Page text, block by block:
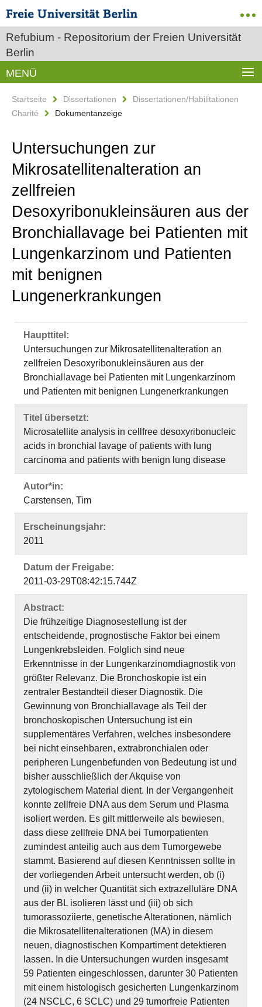
Refubium - Repositorium der Freien Universität
Berlin
MENÜ
Startseite Dissertationen
Dissertationen/Habilitationen
Charité
Dokumentanzeige
Untersuchungen zur
Mikrosatellitenalteration an
zellfreien
Desoxyribonukleinsäuren aus der
Bronchiallavage bei Patienten mit
Lungenkarzinom und Patienten
mit benignen
Lungenerkrankungen
Haupttitel:
Untersuchungen zur Mikrosatellitenalteration an
zellfreien Desoxyribonukleinsäuren aus der
Bronchiallavage bei Patienten mit Lungenkarzinom
und Patienten mit benignen Lungenerkrankungen
Titel übersetzt:
Microsatellite analysis in cellfree desoxyribonucleic
acids in bronchial lavage of patients with lung
carcinoma and patients with benign lung disease
Autor*in:
Carstensen, Tim
Erscheinungsjahr:
2011
Datum der Freigabe:
2011-03-29T08:42:15.744Z
Abstract:
Die frühzeitige Diagnosestellung ist der
entscheidende, prognostische Faktor bei einem
Lungenkrebsleiden. Folglich sind neue
Erkenntnisse in der Lungenkarzinomdiagnostik von
größter Relevanz. Die Bronchoskopie ist ein
zentraler Bestandteil dieser Diagnostik. Die
Gewinnung von Bronchiallavage als Teil der
bronchoskopischen Untersuchung ist ein
supplementäres Verfahren, welches insbesondere
bei nicht einsehbaren, extrabronchialen oder
peripheren Lungenbefunden von Bedeutung ist und
bisher ausschließlich der Akquise von
zytologischem Material dient. In der Vergangenheit
konnte zellfreie DNA aus dem Serum und Plasma
isoliert werden. Es gilt mittlerweile als bewiesen,
dass diese zellfreie DNA bei Tumorpatienten
zumindest anteilig auch aus dem Tumorgewebe
stammt. Basierend auf diesen Kenntnissen sollte in
der vorliegenden Arbeit untersucht werden, ob (i)
und (ii) in welcher Quantität sich extrazelluläre DNA
aus der BL isolieren lässt und (iii) ob sich
tumorassoziierte, genetische Alterationen, nämlich
die Mikrosatellitenalterationen (MA) in diesem
neuen, diagnostischen Kompartiment detektieren
lassen. In die Untersuchungen wurden insgesamt
59 Patienten eingeschlossen, darunter 30 Patienten
mit einem histologisch gesicherten Lungenkarzinom
(24 NSCLC, 6 SCLC) und 29 tumorfreie Patienten